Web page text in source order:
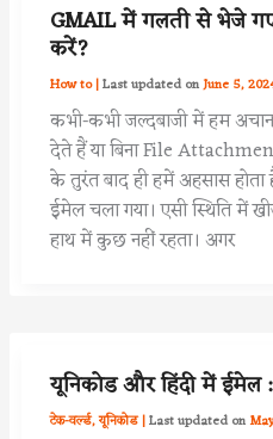
GMAIL में गलती से भेजे
करें?
How to| June 5,
कभी-कभी जल्दबाजी में हम
देते हैं या बिना File
के तुरंत बाद ही हमें अहसास
ईमेल चला गया। एसी स्थिति में
हाथ में कुछ नहीं रहता। अगर
यूनिकोड और हिंदी में ईमेल
टेक-वर्ल्ड,यूनिकोड|